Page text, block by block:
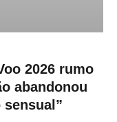
2026 rumo
abandonou